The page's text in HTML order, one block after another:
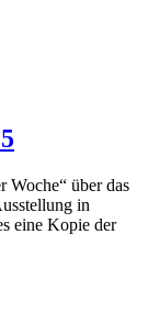
Woche“ über das
in
eine Kopie der